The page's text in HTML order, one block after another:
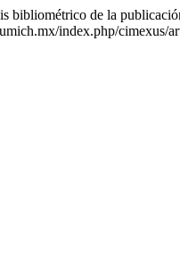
de la
index.php/cimexus/